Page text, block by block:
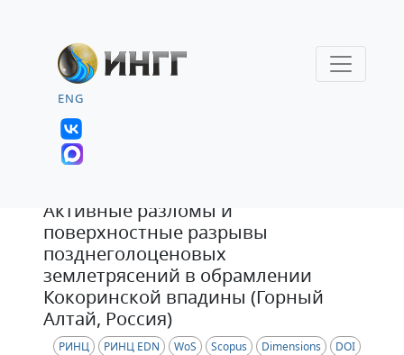
ENG
Активные разломы и
поверхностные разрывы
позднеголоценовых
землетрясений в обрамлении
Кокоринской впадины (Горный
Алтай, Россия)
РИНЦ РИНЦ EDN WoS Scopus Dimensions DOI